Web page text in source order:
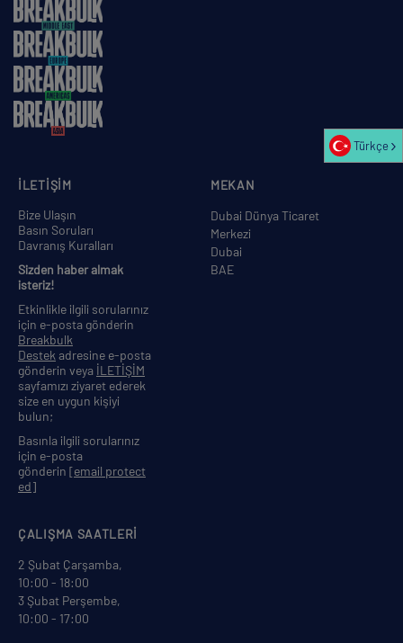
MEKAN
Dubai Dünya Ticaret
Merkezi
Dubai
BAE
ÇALIŞMA SAATLERİ
2 Şubat Çarşamba,
10:00 - 18:00
3 Şubat Perşembe,
10:00 - 17:00
İLETİŞİM
Bize Ulaşın
Basın Soruları
Davranış Kuralları
Sizden haber almak
isteriz!
Etkinlikle ilgili sorularınız
için e-posta gönderin
Breakbulk
Destek adresine e-posta
gönderin veya İLETİŞİM
sayfamızı ziyaret ederek
size en uygun kişiyi
bulun;
Basınla ilgili sorularınız
için e-posta
gönderin [email protect
ed]
Türkçe